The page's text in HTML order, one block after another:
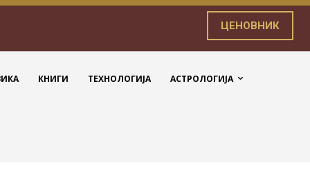
ЦЕНОВНИК
КНИГИ ТЕХНОЛОГИЈА АСТРОЛОГИЈА